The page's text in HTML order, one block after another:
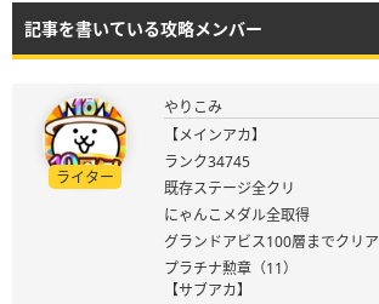
記事を書いている攻略メンバー
ライター
やりこみ
【メインアカ】
ランク34745
既存ステージ全クリ
にゃんこメダル全取得
グランドアビス100層までクリア
プラチナ勲章（11）
【サブアカ】